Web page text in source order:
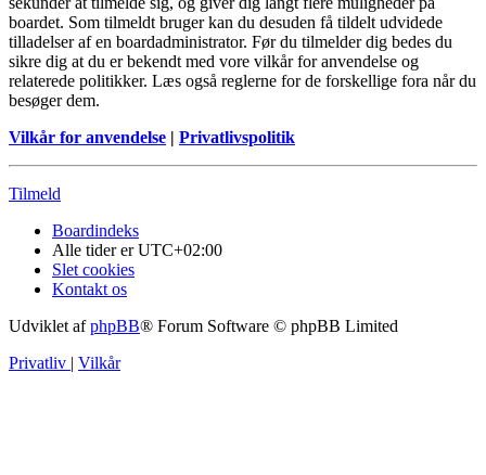
boardet. Som tilmeldt bruger kan du desuden få tildelt udvidede
tilladelser af en boardadministrator. Før du tilmelder dig bedes du
sikre dig at du er bekendt med vore vilkår for anvendelse og
relaterede politikker. Læs også reglerne for de forskellige fora når du
besøger dem.
Vilkår for anvendelse | Privatlivspolitik
Tilmeld
Boardindeks
Alle tider erUTC+02:00
Slet cookies
Kontakt os
Udviklet afphpBB® Forum Software © phpBB Limited
Privatliv | Vilkår